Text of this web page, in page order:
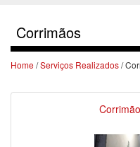
Corrimãos
Home/Serviços Realizados/